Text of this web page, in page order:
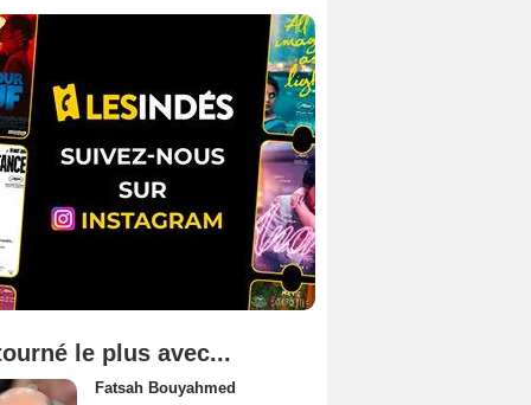
le plus avec...
Fatsah Bouyahmed